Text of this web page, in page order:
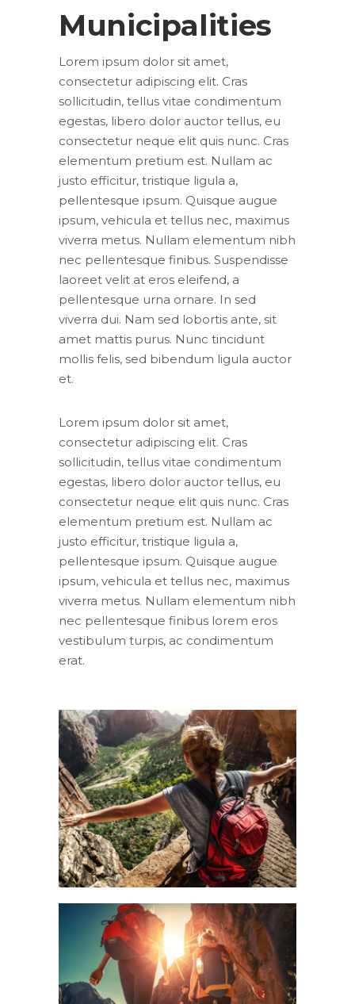
Municipalities
Lorem ipsum dolor sit amet,
consectetur adipiscing elit. Cras
sollicitudin, tellus vitae condimentum
egestas, libero dolor auctor tellus, eu
consectetur neque elit quis nunc. Cras
elementum pretium est. Nullam ac
justo efficitur, tristique ligula a,
pellentesque ipsum. Quisque augue
ipsum, vehicula et tellus nec, maximus
viverra metus. Nullam elementum nibh
nec pellentesque finibus. Suspendisse
laoreet velit at eros eleifend, a
pellentesque urna ornare. In sed
viverra dui. Nam sed lobortis ante, sit
amet mattis purus. Nunc tincidunt
mollis felis, sed bibendum ligula auctor
et.
Lorem ipsum dolor sit amet,
consectetur adipiscing elit. Cras
sollicitudin, tellus vitae condimentum
egestas, libero dolor auctor tellus, eu
consectetur neque elit quis nunc. Cras
elementum pretium est. Nullam ac
justo efficitur, tristique ligula a,
pellentesque ipsum. Quisque augue
ipsum, vehicula et tellus nec, maximus
viverra metus. Nullam elementum nibh
nec pellentesque finibus lorem eros
vestibulum turpis, ac condimentum
erat.